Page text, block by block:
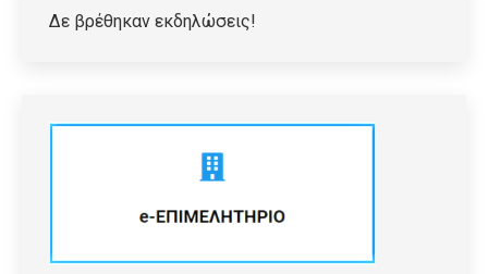
Δε βρέθηκαν εκδηλώσεις!